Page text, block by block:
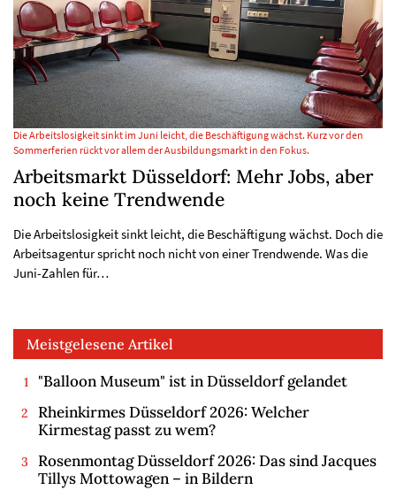
Die Arbeitslosigkeit sinkt im Juni leicht, die Beschäftigung wächst. Kurz vor den
Sommerferien rückt vor allem der Ausbildungsmarkt in den Fokus.
Arbeitsmarkt Düsseldorf: Mehr Jobs, aber
noch keine Trendwende
Die Arbeitslosigkeit sinkt leicht, die Beschäftigung wächst. Doch die
Arbeitsagentur spricht noch nicht von einer Trendwende. Was die
Juni-Zahlen für…
Meistgelesene Artikel
"Balloon Museum" ist in Düsseldorf gelandet
Rheinkirmes Düsseldorf 2026: Welcher
Kirmestag passt zu wem?
Rosenmontag Düsseldorf 2026: Das sind Jacques
Tillys Mottowagen – in Bildern